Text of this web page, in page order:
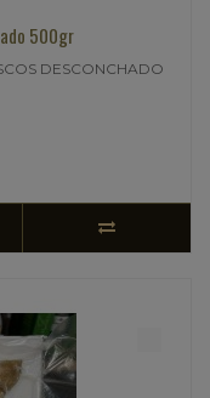
500gr
DESCONCHADO